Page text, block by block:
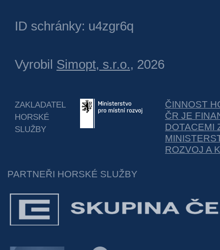
ID schránky: u4zgr6q
Vyrobil Simopt, s.r.o., 2026
ZAKLADATEL
HORSKÉ
SLUŽBY
ČINNOST
ČR JE
DOTACEMI
ROZVOJ A
PARTNEŘI HORSKÉ SLUŽBY